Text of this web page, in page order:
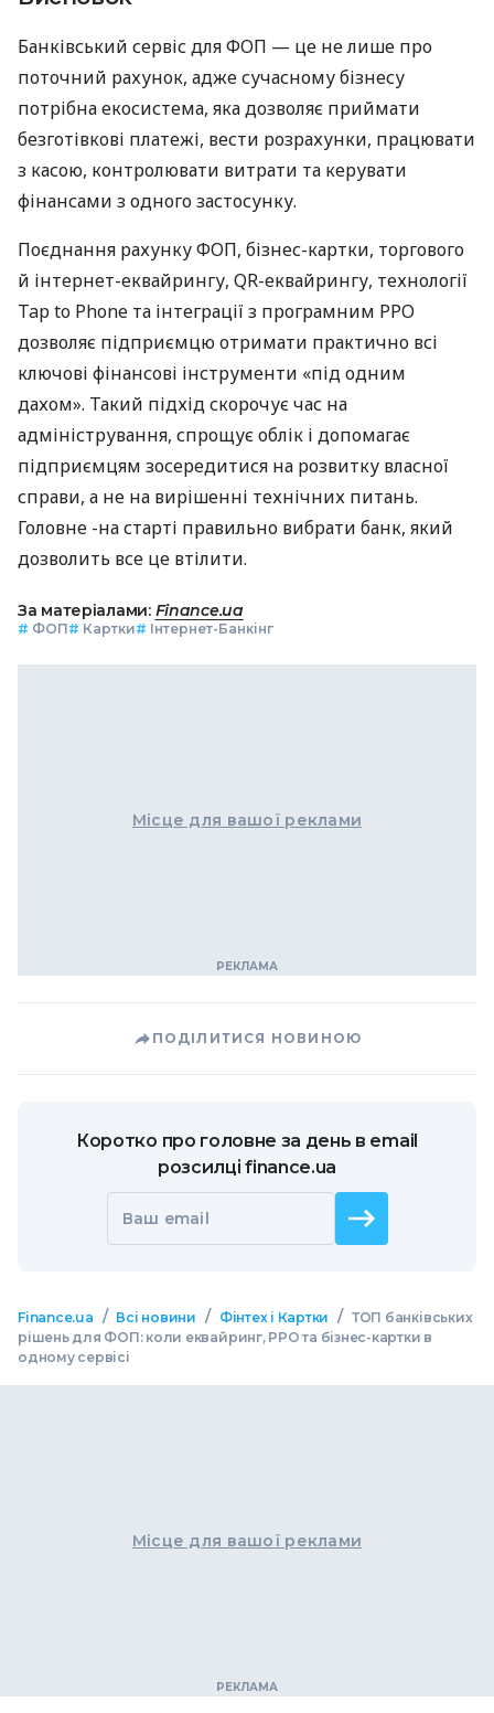
Банківський сервіс для ФОП — це не лише про
поточний рахунок, адже сучасному бізнесу
потрібна екосистема, яка дозволяє приймати
безготівкові платежі, вести розрахунки, працювати
з касою, контролювати витрати та керувати
фінансами з одного застосунку.
Поєднання рахунку ФОП, бізнес-картки, торгового
й інтернет-еквайрингу, QR-еквайрингу, технології
Tap to Phone та інтеграції з програмним РРО
дозволяє підприємцю отримати практично всі
ключові фінансові інструменти «під одним
дахом». Такий підхід скорочує час на
адміністрування, спрощує облік і допомагає
підприємцям зосередитися на розвитку власної
справи, а не на вирішенні технічних питань.
Головне -на старті правильно вибрати банк, який
дозволить все це втілити.
За матеріалами: Finance.ua
# ФОП# Картки# Інтернет-Банкінг
Місце для вашої реклами
ПОДІЛИТИСЯ НОВИНОЮ
Коротко про головне за день в email
розсилці finance.ua
Ваш email
Finance.ua / Всі новини / Фінтех і Картки / ТОП банківських
рішень для ФОП: коли еквайринг, РРО та бізнес-картки в
одному сервісі
Місце для вашої реклами